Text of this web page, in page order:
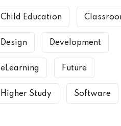
Child Education
Design Development
eLearning Future
Higher Study Software